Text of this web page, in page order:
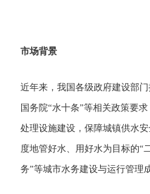
市场背景
近年来，我国各级政府建设部
国务院“水十条”等相关政策要
处理设施建设，保障城镇供水
度地管好水、用好水为目标的“
务”等城市水务建设与运行管理